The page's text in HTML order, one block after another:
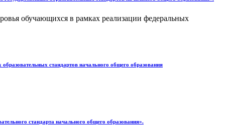
обучающихся в рамках реализации федеральных
стандартов начального общего образования
стандарта начального общего образования».